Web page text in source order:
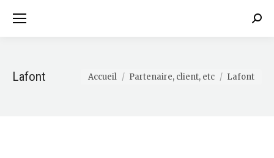
Lafont Vous êtes ici :
Accueil Partenaire, client, etc Lafont